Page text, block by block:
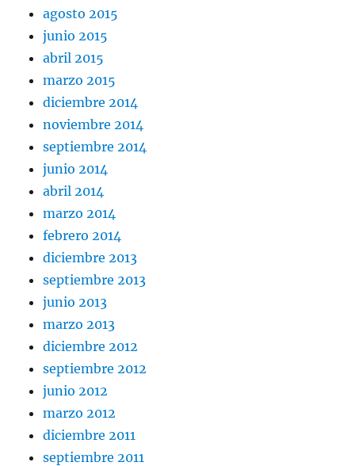
agosto 2015
junio 2015
abril 2015
marzo 2015
diciembre 2014
noviembre 2014
septiembre 2014
junio 2014
abril 2014
marzo 2014
febrero 2014
diciembre 2013
septiembre 2013
junio 2013
marzo 2013
diciembre 2012
septiembre 2012
junio 2012
marzo 2012
diciembre 2011
septiembre 2011